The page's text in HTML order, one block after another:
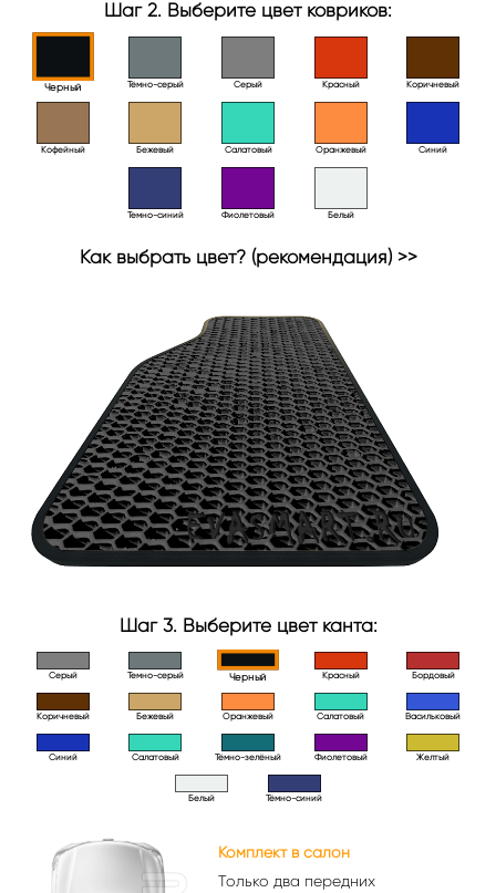
Шаг 2. Выберите цвет ковриков:
Черный Тёмно-серый Серый Красный Коричневый
Кофейный Бежевый Салатовый Оранжевый Синий
Темно-синий Фиолетовый Белый
Как выбрать цвет? (рекомендация) >>
Шаг 3. Выберите цвет канта:
Серый Темно-серый Черный Красный Бордовый
Коричневый Бежевый Оранжевый Салатовый Васильковый
Синий Салатовый Тёмно-зелёный Фиолетовый Желтый
Белый Тёмно-синий
Комплект в салон
Только два передних